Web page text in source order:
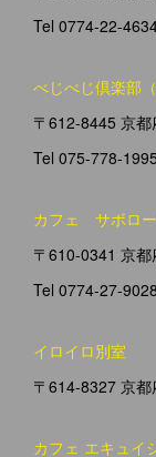
Tel 0774-22-
べじべじ倶楽部
〒612-8445 京
Tel 075-778-1995
カフェ サボロ
〒610-0341 京
Tel 0774-27-9028
イロイロ別室
〒614-8327 京
カフェ エキュイ